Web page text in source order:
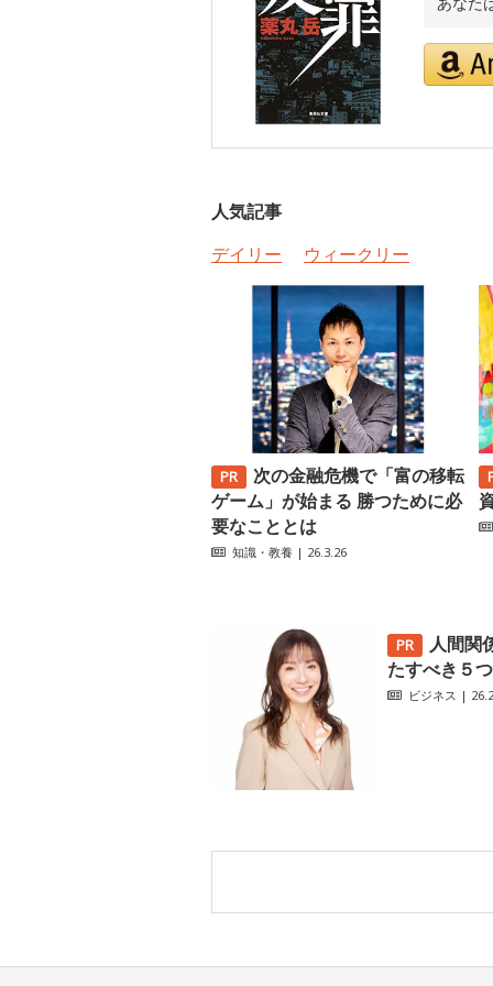
人気記事
デイリー
ウィークリー
次の金融危機で「富の移転
ゲーム」が始まる 勝つために必
要なこととは
知識・教養 | 26.3.26
人間関
たすべき５
ビジネス |